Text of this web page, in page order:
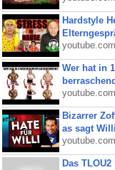
Hardstyle
youtube.com
Wer hat in
youtube.com
Bizarrer
as sagt
youtube.com
Das